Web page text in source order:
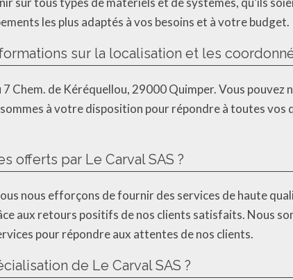
les plus adaptés à vos besoins et à votre budget.
sur la localisation et les
7 Chem. de Kéréquellou, 29000 Quimper. Vous
à votre disposition pour répondre à toutes
offerts par Le Carval SAS ?
nous efforçons de fournir des services de haute
aux retours positifs de nos clients satisfaits. Nous
pour répondre aux attentes de nos clients.
de Le Carval SAS ?